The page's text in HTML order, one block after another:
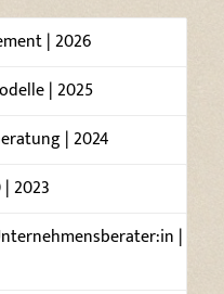
| 2026
| 2025
| 2024
2023
|